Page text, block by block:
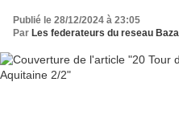
Publié le 28/12/2024 à 23:05
Par Les federateurs du reseau